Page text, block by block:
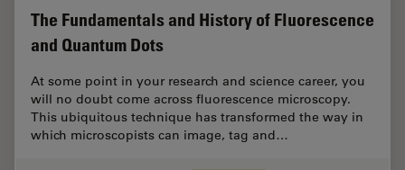
The Fundamentals and History of Fluorescence
and Quantum Dots
At some point in your research and science career, you
will no doubt come across fluorescence microscopy.
This ubiquitous technique has transformed the way in
which microscopists can image, tag and…